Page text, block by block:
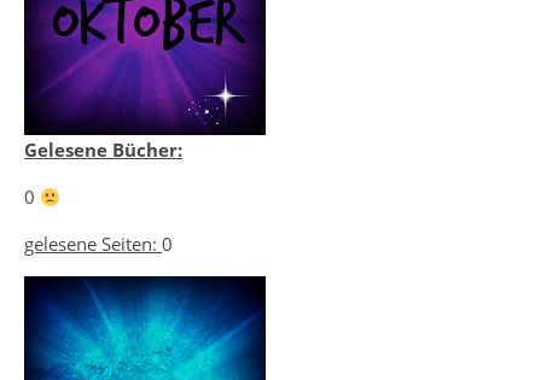
Gelesene Bücher:
0
gelesene Seiten: 0